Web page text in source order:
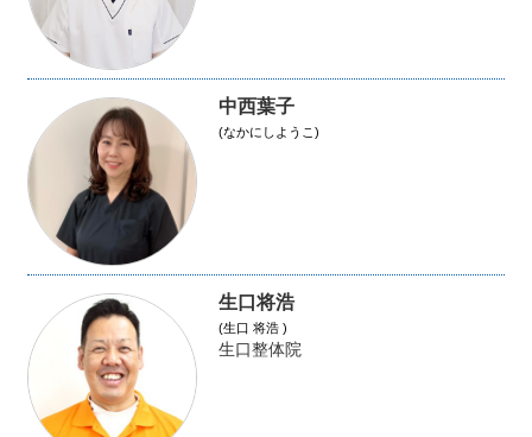
中西葉子
(なかにしようこ)
生口将浩
(生口 将浩 )
生口整体院